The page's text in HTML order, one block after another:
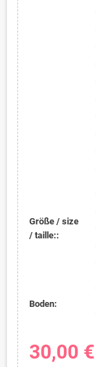
Größe / size
/ taille::
Boden:
30,00 €